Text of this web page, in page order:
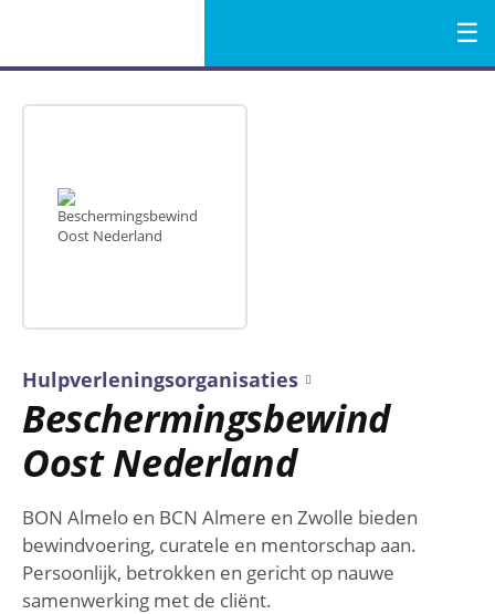
Menu
Hulpverleningsorganisaties
Beschermingsbewind
Oost Nederland
BON Almelo en BCN Almere en Zwolle bieden
bewindvoering, curatele en mentorschap aan.
Persoonlijk, betrokken en gericht op nauwe
samenwerking met de cliënt.